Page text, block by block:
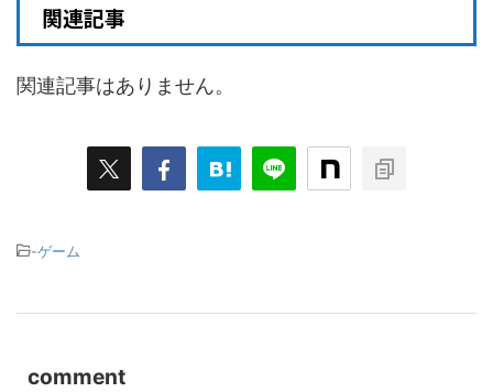
関連記事
関連記事はありません。
-ゲーム
comment